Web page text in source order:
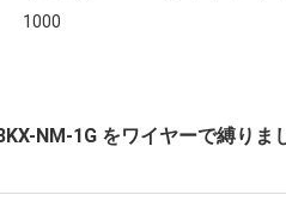
1000
NM-1G をワイヤーで縛りま